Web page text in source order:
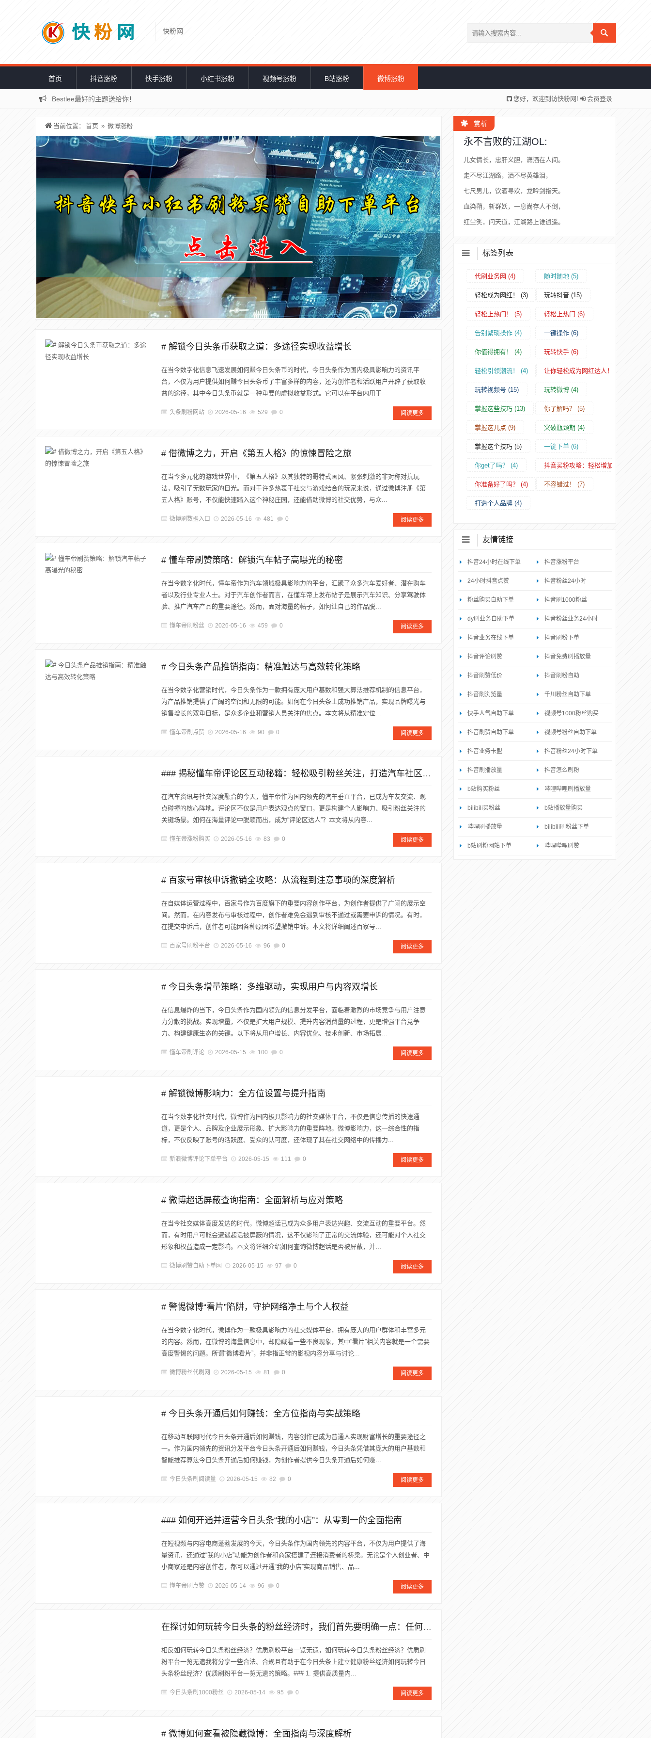
快粉网
首页 抖音涨粉 快手涨粉 小红书涨粉 视频号涨粉 B站涨粉 微博涨粉
Bestlee最好的主题送给你！
您好，欢迎到访快粉网! 会员登录
当前位置： 首页 » 微博涨粉
# 解锁今日头条币获取之道：多途径实现收益增长
在当今数字化信息飞速发展如何赚今日头条币的时代，今日头条作为国内极具影响力的资讯平
台，不仅为用户提供如何赚今日头条币了丰富多样的内容，还为创作者和活跃用户开辟了获取收
益的途径，其中今日头条币就是一种重要的虚拟收益形式。它可以在平台内用于...
头条刷粉网站 2026-05-16 529 0 阅读更多
# 借微博之力，开启《第五人格》的惊悚冒险之旅
在当今多元化的游戏世界中，《第五人格》以其独特的哥特式画风、紧张刺激的非对称对抗玩
法，吸引了无数玩家的目光。而对于许多热衷于社交与游戏结合的玩家来说，通过微博注册《第
五人格》账号，不仅能快速踏入这个神秘庄园，还能借助微博的社交优势，与众...
微博刷数据入口 2026-05-16 481 0 阅读更多
# 懂车帝刷赞策略：解锁汽车帖子高曝光的秘密
在当今数字化时代，懂车帝作为汽车领域极具影响力的平台，汇聚了众多汽车爱好者、潜在购车
者以及行业专业人士。对于汽车创作者而言，在懂车帝上发布帖子是展示汽车知识、分享驾驶体
验、推广汽车产品的重要途径。然而，面对海量的帖子，如何让自己的作品脱...
懂车帝刷粉丝 2026-05-16 459 0 阅读更多
# 今日头条产品推销指南：精准触达与高效转化策略
在当今数字化营销时代，今日头条作为一款拥有庞大用户基数和强大算法推荐机制的信息平台，
为产品推销提供了广阔的空间和无限的可能。如何在今日头条上成功推销产品，实现品牌曝光与
销售增长的双重目标，是众多企业和营销人员关注的焦点。本文将从精准定位...
懂车帝刷点赞 2026-05-16 90 0 阅读更多
### 揭秘懂车帝评论区互动秘籍：轻松吸引粉丝关注，打造汽车社区影响力
在汽车资讯与社交深度融合的今天，懂车帝作为国内领先的汽车垂直平台，已成为车友交流、观
点碰撞的核心阵地。评论区不仅是用户表达观点的窗口，更是构建个人影响力、吸引粉丝关注的
关键场景。如何在海量评论中脱颖而出，成为“评论区达人”？本文将从内容...
懂车帝涨粉购买 2026-05-16 83 0 阅读更多
# 百家号审核申诉撤销全攻略：从流程到注意事项的深度解析
在自媒体运营过程中，百家号作为百度旗下的重要内容创作平台，为创作者提供了广阔的展示空
间。然而，在内容发布与审核过程中，创作者难免会遇到审核不通过或需要申诉的情况。有时，
在提交申诉后，创作者可能因各种原因希望撤销申诉。本文将详细阐述百家号...
百家号刷粉平台 2026-05-16 96 0 阅读更多
# 今日头条增量策略：多维驱动，实现用户与内容双增长
在信息爆炸的当下，今日头条作为国内领先的信息分发平台，面临着激烈的市场竞争与用户注意
力分散的挑战。实现增量，不仅是扩大用户规模、提升内容消费量的过程，更是增强平台竞争
力、构建健康生态的关键。以下将从用户增长、内容优化、技术创新、市场拓展...
懂车帝刷评论 2026-05-15 100 0 阅读更多
# 解锁微博影响力：全方位设置与提升指南
在当今数字化社交时代，微博作为国内极具影响力的社交媒体平台，不仅是信息传播的快速通
道，更是个人、品牌及企业展示形象、扩大影响力的重要阵地。微博影响力，这一综合性的指
标，不仅反映了账号的活跃度、受众的认可度，还体现了其在社交网络中的传播力...
新浪微博评论下单平台 2026-05-15 111 0 阅读更多
# 微博超话屏蔽查询指南：全面解析与应对策略
在当今社交媒体高度发达的时代，微博超话已成为众多用户表达兴趣、交流互动的重要平台。然
而，有时用户可能会遭遇超话被屏蔽的情况，这不仅影响了正常的交流体验，还可能对个人社交
形象和权益造成一定影响。本文将详细介绍如何查询微博超话是否被屏蔽，并...
微博刷赞自助下单网 2026-05-15 97 0 阅读更多
# 警惕微博“看片”陷阱，守护网络净土与个人权益
在当今数字化时代，微博作为一款极具影响力的社交媒体平台，拥有庞大的用户群体和丰富多元
的内容。然而，在微博的海量信息中，却隐藏着一些不良现象，其中“看片”相关内容就是一个需要
高度警惕的问题。所谓“微博看片”，并非指正常的影视内容分享与讨论...
微博粉丝代刷网 2026-05-15 81 0 阅读更多
# 今日头条开通后如何赚钱：全方位指南与实战策略
在移动互联网时代今日头条开通后如何赚钱，内容创作已成为普通人实现财富增长的重要途径之
一。作为国内领先的资讯分发平台今日头条开通后如何赚钱，今日头条凭借其庞大的用户基数和
智能推荐算法今日头条开通后如何赚钱，为创作者提供今日头条开通后如何赚...
今日头条刷阅读量 2026-05-15 82 0 阅读更多
### 如何开通并运营今日头条“我的小店”：从零到一的全面指南
在短视频与内容电商蓬勃发展的今天，今日头条作为国内领先的内容平台，不仅为用户提供了海
量资讯，还通过“我的小店”功能为创作者和商家搭建了连接消费者的桥梁。无论是个人创业者、中
小商家还是内容创作者，都可以通过开通“我的小店”实现商品销售、品...
懂车帝刷点赞 2026-05-14 96 0 阅读更多
在探讨如何玩转今日头条的粉丝经济时，我们首先要明确一点：任何形式的刷粉行为都是不可取的，这不仅违反了平台规则，还可能对账号造成严重后果，包括账号封禁、信誉度下降等。因此，我无法提供所谓的“优质刷粉平台”。
相反如何玩转今日头条粉丝经济？优质刷粉平台一览无遗，如何玩转今日头条粉丝经济？优质刷
粉平台一览无遗我将分享一些合法、合规且有助于在今日头条上建立健康粉丝经济如何玩转今日
头条粉丝经济？优质刷粉平台一览无遗的策略。### 1. 提供高质量内...
今日头条刷1000粉丝 2026-05-14 95 0 阅读更多
# 微博如何查看被隐藏微博：全面指南与深度解析
赏析
永不言败的江湖OL:
儿女情长，忠肝义胆，潇洒在人间。
走不尽江湖路，洒不尽英雄泪，
七尺男儿，饮酒寻欢，龙吟剑指天。
血染鞘，斩群妖，一息尚存人不倒，
红尘笑，问天道，江湖路上谁逍遥。
标签列表
代刷业务网 (4) 随时随地(5)
轻松成为网红！ (3) 玩转抖音(15)
轻松上热门！ (5) 轻松上热门 (6)
告别繁琐操作 (4) 一键操作(6)
你值得拥有！ (4) 玩转快手(6)
轻松引领潮流！ (4) 让你轻松成为网红达人！
玩转视频号 (15) 玩转微博(4)
掌握这些技巧 (13) 你了解吗？ (5)
掌握这几点 (9) 突破瓶颈期 (4)
掌握这个技巧 (5) 一键下单(6)
你get了吗？ (4) 抖音买粉攻略：轻松增加关注度
你准备好了吗？ (4) 不容错过！ (7)
打造个人品牌 (4)
友情链接
抖音24小时在线下单 抖音涨粉平台
24小时抖音点赞 抖音粉丝24小时
粉丝购买自助下单 抖音刷1000粉丝
dy刷业务自助下单 抖音粉丝业务24小时
抖音业务在线下单 抖音刷粉下单
抖音评论刷赞 抖音免费刷播放量
抖音刷赞低价 抖音刷粉自助
抖音刷浏览量 千川粉丝自助下单
快手人气自助下单 视频号1000粉丝购买
抖音刷赞自助下单 视频号粉丝自助下单
抖音业务卡盟 抖音粉丝24小时下单
抖音刷播放量 抖音怎么刷粉
b站购买粉丝 哔哩哔哩刷播放量
bilibili买粉丝 b站播放量购买
哔哩刷播放量 bilibili刷粉丝下单
b站刷粉网站下单 哔哩哔哩刷赞